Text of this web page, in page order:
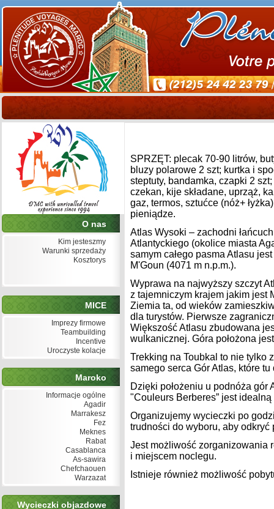
O nas
Kim jesteszmy
Warunki sprzedaży
Kosztorys
MICE
Imprezy firmowe
Teambuilding
Incentive
Uroczyste kolacje
Maroko
Informacje ogólne
Agadir
Marrakesz
Fez
Meknes
Rabat
Casablanca
As-sawira
Chefchaouen
Warzazat
Wycieczki objazdowe
SPRZĘT: plecak 70-90 litrów,
bluzy polarowe 2 szt; kurtka i
steptuty, bandamka, czapki 2
czekan, kije składane, uprząż,
gaz, termos, sztućce (nóż+
pieniądze.
Atlas Wysoki – zachodni
Atlantyckiego (okolice miasta
samym całego pasma Atlasu
M'Goun (4071 m n.p.m.).
Wyprawa na najwyższy szczyt
z tajemniczym krajem jakim jest
Ziemia ta, od wieków
dla turystów. Pierwsze
Większość Atlasu zbudowana
wulkanicznej. Góra położona
Trekking na Toubkal to nie tylko
samego serca Gór Atlas, które
Dzięki położeniu u podnóża
"Couleurs Berberes” jest
Organizujemy wycieczki po
trudności do wyboru, aby
Jest możliwość zorganizowania
i miejscem noclegu.
Istnieje również możliwość